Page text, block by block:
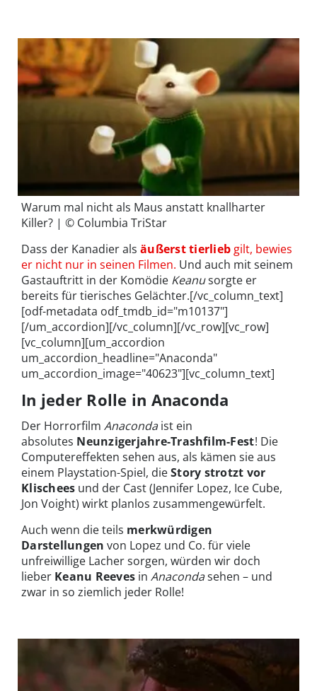
Warum mal nicht als Maus anstatt knallharter
Killer? | © Columbia TriStar
Dass der Kanadier als äußerst tierlieb gilt, bewies
er nicht nur in seinen Filmen. Und auch mit seinem
Gastauftritt in der Komödie Keanusorgte er
bereits für tierisches Gelächter.[/vc_column_text]
[odf-metadata odf_tmdb_id="m10137"]
[/um_accordion][/vc_column][/vc_row][vc_row]
[vc_column][um_accordion
um_accordion_headline="Anaconda"
um_accordion_image="40623"][vc_column_text]
In jeder Rolle in Anaconda
Der Horrorfilm Anacondaist ein
absolutes Neunzigerjahre-Trashfilm-Fest! Die
Computereffekten sehen aus, als kämen sie aus
einem Playstation-Spiel, dieStory strotzt vor
Klischees und der Cast (Jennifer Lopez, Ice Cube,
Jon Voight) wirkt planlos zusammengewürfelt.
Auch wenn die teils merkwürdigen
Darstellungen von Lopez und Co. für viele
unfreiwillige Lacher sorgen, würden wir doch
lieber Keanu Reeves inAnacondasehen – und
zwar in so ziemlich jeder Rolle!